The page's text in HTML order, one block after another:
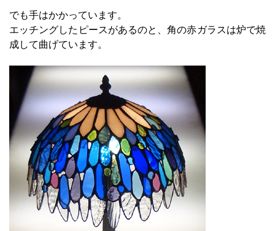
でも手はかかっています。
エッチングしたピースがあるのと、角の赤ガラスは炉で焼
成して曲げています。